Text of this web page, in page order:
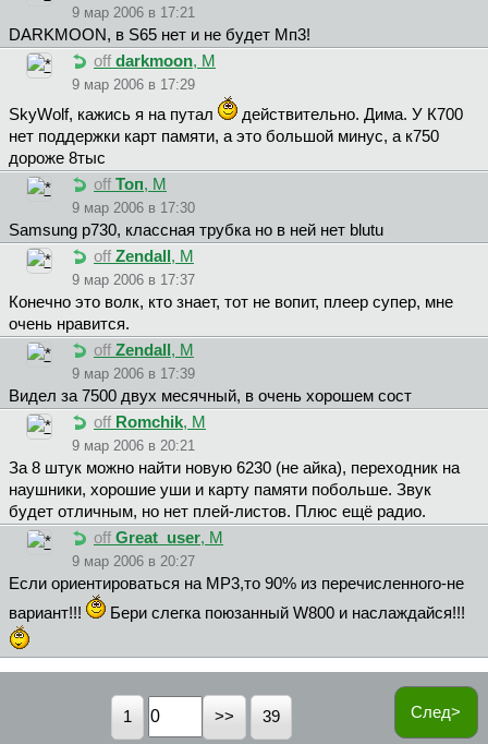
9 мар 2006 в 17:21
DARKMOON, в S65 нет и не будет Мп3!
off darkmoon, М
9 мар 2006 в 17:29
SkyWolf, кажись я на путал
действительно. Дима. У К700
нет поддержки карт памяти, а это большой минус, а к750
дороже 8тыс
off Toп, М
9 мар 2006 в 17:30
Sаmsung p730, классная трубка но в ней нет blutu
off Zendall , М
9 мар 2006 в 17:37
Конечно это волк, кто знает, тот не вопит, плеер супер, мне
очень нравится.
off Zendall , М
9 мар 2006 в 17:39
Видел за 7500 двух месячный, в очень хорошем сост
off Romchik, М
9 мар 2006 в 20:21
За 8 штук можно найти новую 6230 (не айка), переходник на
наушники, хорошие уши и карту памяти побольше. Звук
будет отличным, но нет плей-листов. Плюс ещё радио.
off Great_user, М
9 мар 2006 в 20:27
Если ориентироваться на MP3,то 90% из перечисленного-не
вариант!!!
Бери слегка поюзанный W800 и наслаждайся!!!
След>
1 39